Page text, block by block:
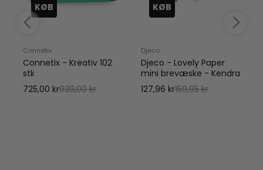
KØB
Connetix
Connetix - Kreativ 102
stk
725,00 kr939,00 kr
KØB
Djeco
Djeco - Lovely Paper
mini brevæske - Kendra
127,96 kr159,95 kr